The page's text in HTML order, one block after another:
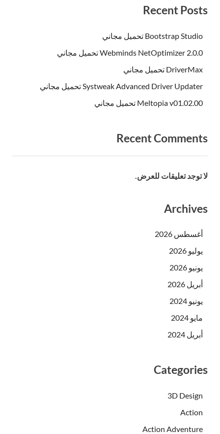
Recent Posts
Bootstrap Studio تحميل مجاني
Webminds NetOptimizer 2.0.0 تحميل مجاني
DriverMax تحميل مجاني
Systweak Advanced Driver Updater تحميل مجاني
Meltopia v01.02.00 تحميل مجاني
Recent Comments
لا توجد تعليقات للعرض.
Archives
أغسطس 2026
يوليو 2026
يونيو 2026
أبريل 2026
يونيو 2024
مايو 2024
أبريل 2024
Categories
3D Design
Action
Action Adventure